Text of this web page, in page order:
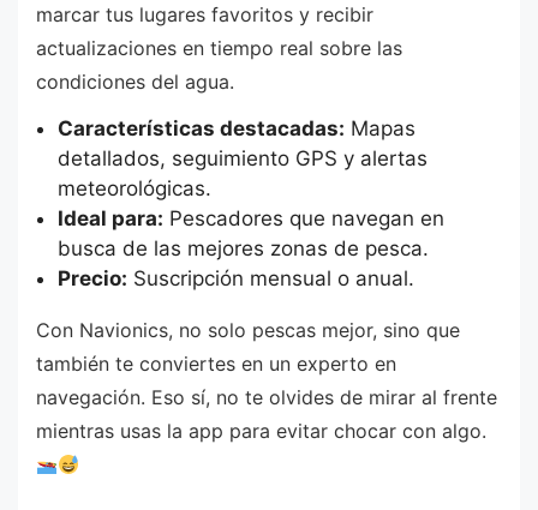
marcar tus lugares favoritos y recibir
actualizaciones en tiempo real sobre las
condiciones del agua.
Características destacadas: Mapas
detallados, seguimiento GPS y alertas
meteorológicas.
Ideal para: Pescadores que navegan en
busca de las mejores zonas de pesca.
Precio: Suscripción mensual o anual.
Con Navionics, no solo pescas mejor, sino que
también te conviertes en un experto en
navegación. Eso sí, no te olvides de mirar al frente
mientras usas la app para evitar chocar con algo.